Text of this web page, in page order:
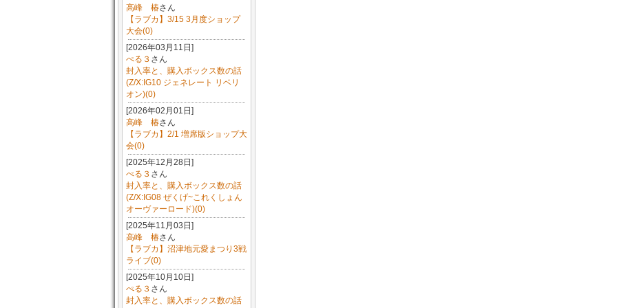
高峰 椿さん
【ラブカ】3/15 3月度ショップ
大会(0)
[2026年03月11日]
ぺる３ さん
封入率と、購入ボックス数の話
(Z/X:IG10 ジェネレート リベリ
オン)(0)
[2026年02月01日]
高峰 椿さん
【ラブカ】2/1 増席版ショップ大
会(0)
[2025年12月28日]
ぺる３ さん
封入率と、購入ボックス数の話
(Z/X:IG08 ぜくげ~これくしょん
オーヴァーロード)(0)
[2025年11月03日]
高峰 椿さん
【ラブカ】沼津地元愛まつり3戦
ライブ(0)
[2025年10月10日]
ぺる３ さん
封入率と、購入ボックス数の話